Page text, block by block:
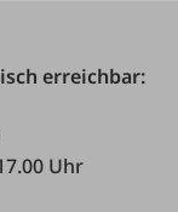
erreichbar:
Uhr